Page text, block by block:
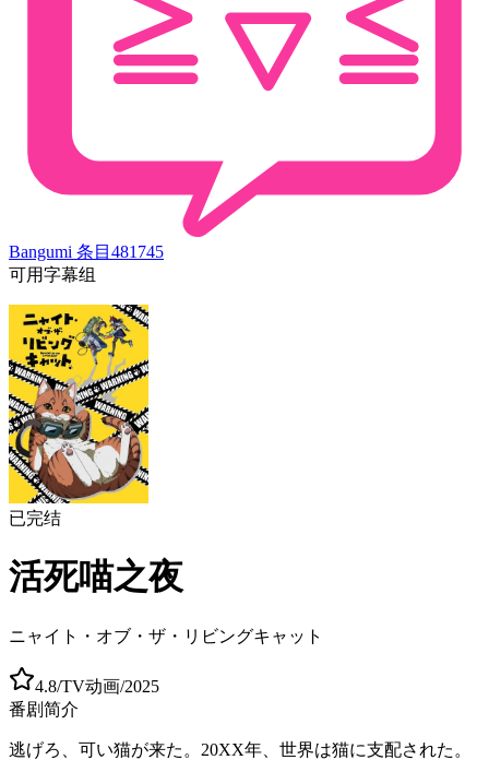
Bangumi 条目 481745
可用字幕组
已完结
活死喵之夜
ニャイト・オブ・ザ・リビングキャット
4.8/TV动画/2025
番剧简介
逃げろ、可い猫が来た。20XX年、世界は猫に支配された。